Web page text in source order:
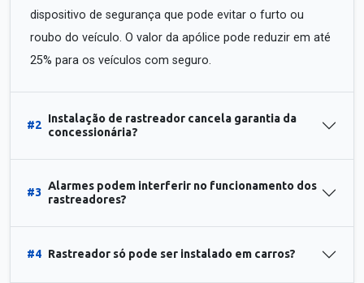
dispositivo de segurança que pode evitar o furto ou
roubo do veículo. O valor da apólice pode reduzir em até
25% para os veículos com seguro.
#2
Instalação de rastreador cancela garantia da
concessionária?
#3
Alarmes podem interferir no funcionamento dos
rastreadores?
#4 Rastreador só pode ser instalado em carros?